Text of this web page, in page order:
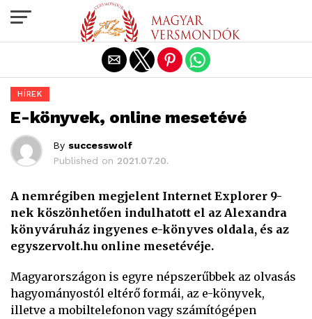
HÍREK
E-könyvek, online mesetévé
By successwolf
Published on 2021.07.20.
A nemrégiben megjelent Internet Explorer 9-
nek köszönhetően indulhatott el az Alexandra
könyváruház ingyenes e-könyves oldala, és az
egyszervolt.hu online mesetévéje.
Magyarországon is egyre népszerűbbek az olvasás
hagyományostól eltérő formái, az e-könyvek,
illetve a mobiltelefonon vagy számítógépen
Exit mobile version